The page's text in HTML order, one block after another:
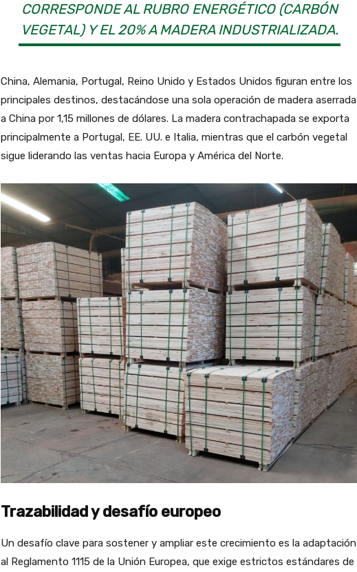
CORRESPONDE AL RUBRO ENERGÉTICO (CARBÓN
VEGETAL) Y EL 20% A MADERA INDUSTRIALIZADA.
China, Alemania, Portugal, Reino Unido y Estados Unidos figuran entre los
principales destinos, destacándose una sola operación de madera aserrada
a China por 1,15 millones de dólares. La madera contrachapada se exporta
principalmente a Portugal, EE. UU. e Italia, mientras que el carbón vegetal
sigue liderando las ventas hacia Europa y América del Norte.
Trazabilidad y desafío europeo
Un desafío clave para sostener y ampliar este crecimiento es la adaptación
al Reglamento 1115 de la Unión Europea, que exige estrictos estándares de